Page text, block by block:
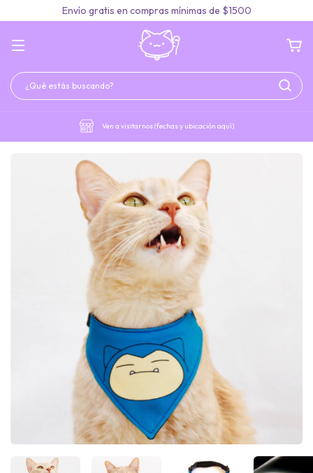
Envío gratis en compras mínimas de $1500
Ven a visitarnos (fechas y ubicación aquí)